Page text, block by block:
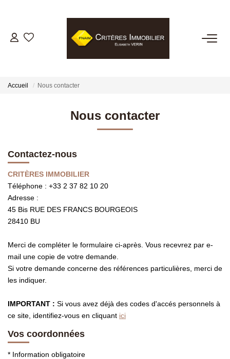
GESTION LOCATIVE
BIENS VENDUS
NOTRE AGENCE
Notre Équipe
Accueil Nous contacter
Nous contacter
Contactez-nous
CRITÈRES IMMOBILIER
Téléphone : +33 2 37 82 10 20
Adresse :
45 Bis RUE DES FRANCS BOURGEOIS
28410 BU
Merci de compléter le formulaire ci-après. Vous recevrez par e-
mail une copie de votre demande.
Si votre demande concerne des références particulières, merci de
les indiquer.
IMPORTANT : Si vous avez déjà des codes d'accés personnels à
ce site, identifiez-vous en cliquant ici
Vos coordonnées
* Information obligatoire